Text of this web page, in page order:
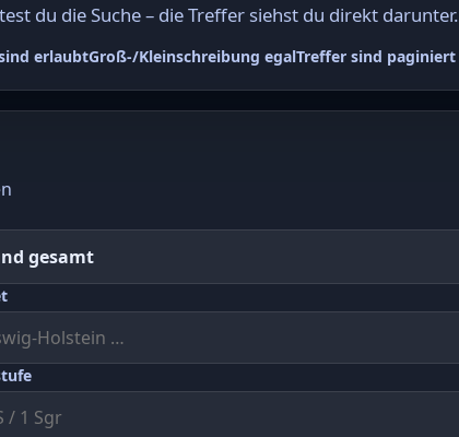
du die Suche – die Treffer siehst du direkt darunter.
erlaubtGroß-/Kleinschreibung egalTreffer sind paginiert